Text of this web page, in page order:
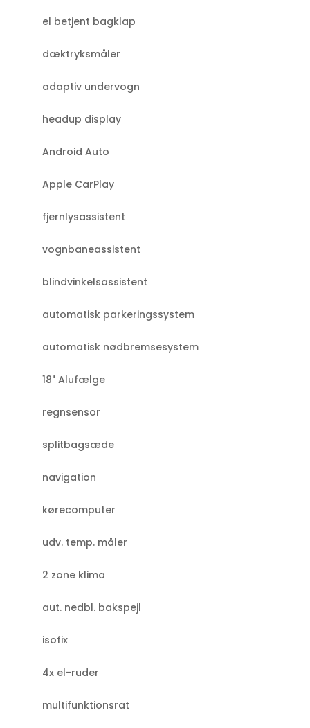
el betjent bagklap
dæktryksmåler
adaptiv undervogn
headup display
Android Auto
Apple CarPlay
fjernlysassistent
vognbaneassistent
blindvinkelsassistent
automatisk parkeringssystem
automatisk nødbremsesystem
18" Alufælge
regnsensor
splitbagsæde
navigation
kørecomputer
udv. temp. måler
2 zone klima
aut. nedbl. bakspejl
isofix
4x el-ruder
multifunktionsrat